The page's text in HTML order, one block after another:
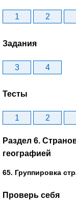
1 2
Задания
3 4
Тесты
1 2
Раздел 6.
географией
65. Группировка
Проверь себя